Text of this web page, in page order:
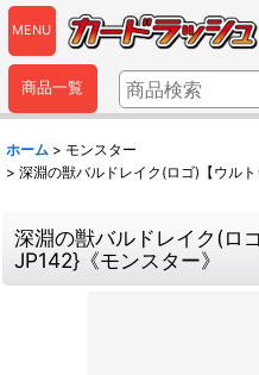
MENU
商品一覧
ホーム > モンスター
> 深淵の獣バルドレイク(ロゴ)【ウル
深淵の獣バルドレイク(ロ
JP142}《モンスター》